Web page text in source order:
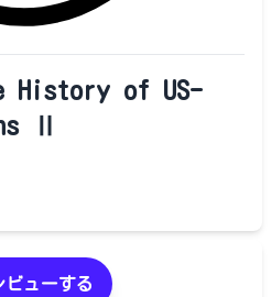
History of US-
Ⅱ
ビューする